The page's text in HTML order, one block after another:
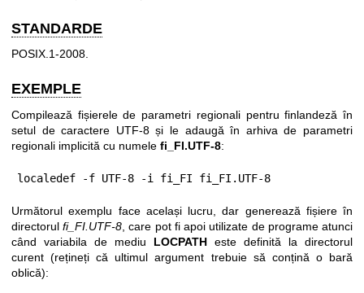
STANDARDE
POSIX.1-2008.
EXEMPLE
Compilează fișierele de parametri regionali pentru finlandeză în
setul de caractere UTF-8 și le adaugă în arhiva de parametri
regionali implicită cu numele fi_FI.UTF-8:
localedef -f UTF-8 -i fi_FI fi_FI.UTF-8
Următorul exemplu face același lucru, dar generează fișiere în
directorulfi_FI.UTF-8 , care pot fi apoi utilizate de programe atunci
când variabila de mediu LOCPATH este definită la directorul
curent (rețineți că ultimul argument trebuie să conțină o bară
oblică):